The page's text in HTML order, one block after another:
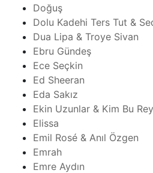
Doğuş
Dolu Kadehi Ters Tut &
Dua Lipa & Troye Sivan
Ebru Gündeş
Ece Seçkin
Ed Sheeran
Eda Sakız
Ekin Uzunlar & Kim Bu
Elissa
Emil Rosé & Anıl Özgen
Emrah
Emre Aydın